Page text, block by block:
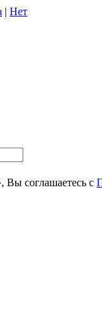
| Нет
Вы соглашаетесь с